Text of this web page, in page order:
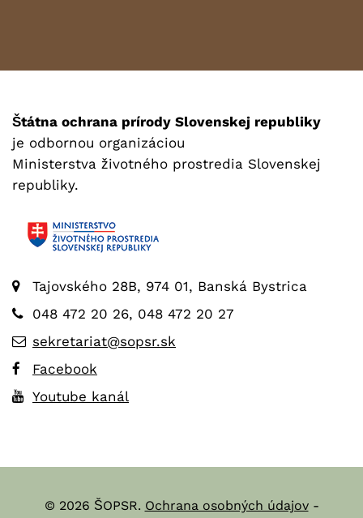
Štátna ochrana prírody Slovenskej republiky
je odbornou organizáciou
Ministerstva životného prostredia Slovenskej
republiky.
Tajovského 28B, 974 01, Banská Bystrica
048 472 20 26, 048 472 20 27
sekretariat@sopsr.sk
Facebook
Youtube kanál
© 2026 ŠOPSR. Ochrana osobných údajov-